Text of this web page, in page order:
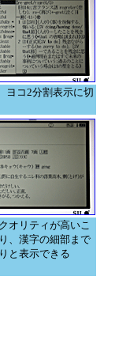
ヨコ2分割表示に切
オリティが高いこ
、漢字の細部まで
と表示できる